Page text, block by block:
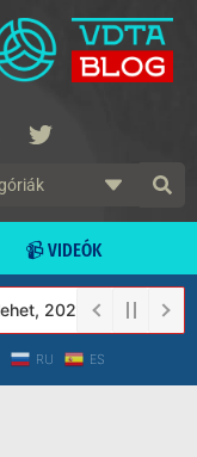
📹 VIDEÓK
2023-tól a Védett
RU ES